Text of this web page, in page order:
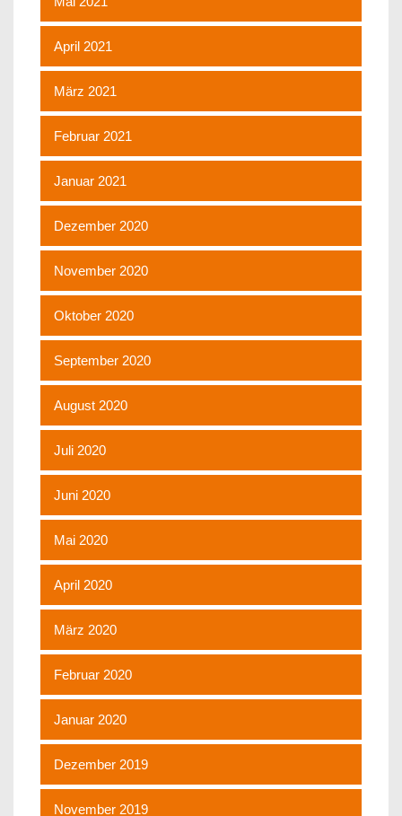
April 2021
März 2021
Februar 2021
Januar 2021
Dezember 2020
November 2020
Oktober 2020
September 2020
August 2020
Juli 2020
Juni 2020
Mai 2020
April 2020
März 2020
Februar 2020
Januar 2020
Dezember 2019
November 2019